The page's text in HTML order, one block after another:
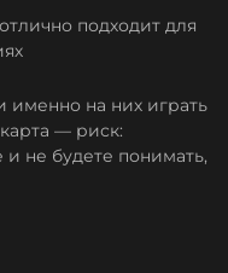
подходит для
именно на них играть
— риск:
и не будете понимать,